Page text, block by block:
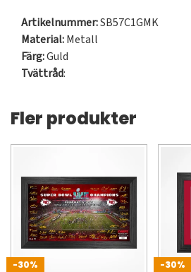
Artikelnummer:SB57C1GMK
Material:Metall
Färg:Guld
Tvättråd:
Fler produkter
-30% -30%